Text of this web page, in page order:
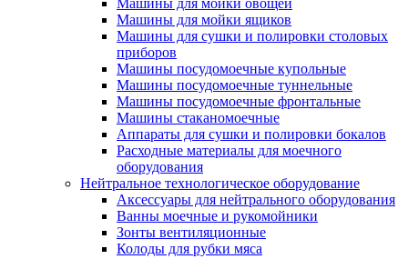
Машины для мойки овощей
Машины для мойки ящиков
Машины для сушки и полировки столовых
приборов
Машины посудомоечные купольные
Машины посудомоечные туннельные
Машины посудомоечные фронтальные
Машины стаканомоечные
Аппараты для сушки и полировки бокалов
Расходные материалы для моечного
оборудования
Нейтральное технологическое оборудование
Аксессуары для нейтрального оборудования
Ванны моечные и рукомойники
Зонты вентиляционные
Колоды для рубки мяса